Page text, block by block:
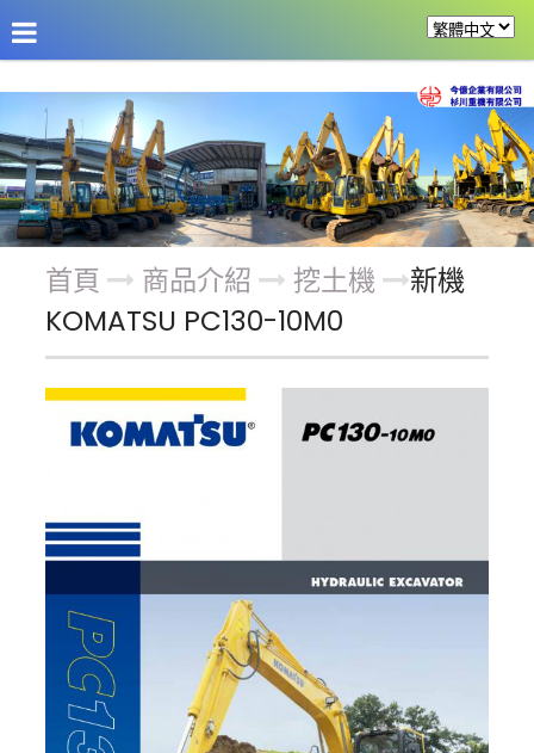
公司介紹 最新消息 改裝機具
首頁 商品介紹 挖土機
新機
KOMATSU PC130-10M0